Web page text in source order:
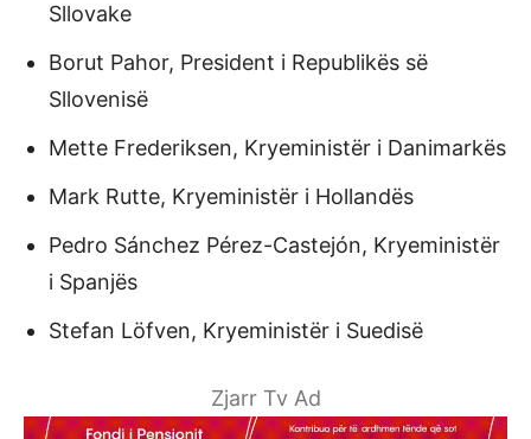
Sllovake
Borut Pahor, President i Republikës së
Sllovenisë
Mette Frederiksen, Kryeministër i Danimarkës
Mark Rutte, Kryeministër i Hollandës
Pedro Sánchez Pérez-Castejón, Kryeministër
i Spanjës
Stefan Löfven, Kryeministër i Suedisë
Zjarr Tv Ad